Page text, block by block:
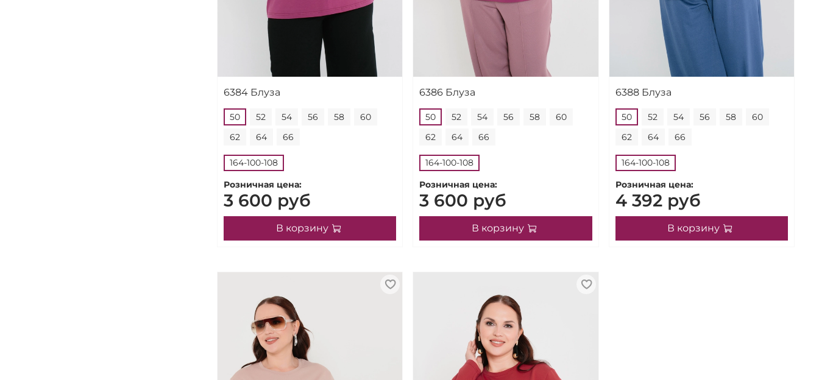
6384 Блуза
50 52 54 56 58
60
62
64 66
164-100-108
Розничная цена:
3 600 руб
В корзину
6386 Блуза
50 52 54 56 58
60
62
64 66
164-100-108
Розничная цена:
3 600 руб
В корзину
6388 Блуза
50 52 54 56 58
60
62
64 66
164-100-108
Розничная цена:
4 392 руб
В корзину